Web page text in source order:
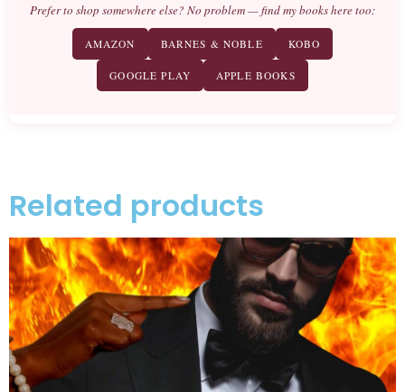
Prefer to shop somewhere else? No problem — find my books here too:
AMAZON BARNES & NOBLE KOBO
GOOGLE PLAY APPLE BOOKS
Related products